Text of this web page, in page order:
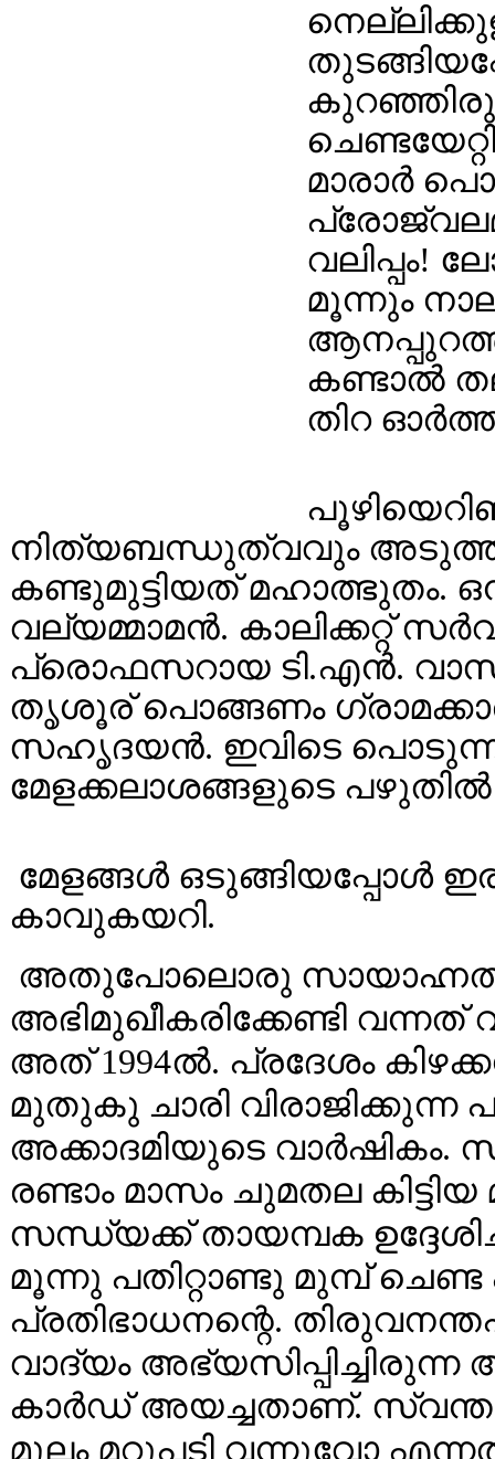
മാരാർ
വലിപ്പം!
മൂന്നും
കണ്ടാൽ
തിറ
നിത്യബന്ധുത്വവും
കണ്ടുമുട്ടിയത് മഹാത്ഭുതം.
വല്യമ്മാമൻ. കാലിക്കറ്റ്
പ്രൊഫസറായ ടി.എൻ.
തൃശൂര് പൊങ്ങണം
സഹൃദയൻ. ഇവിടെ
മേളക്കലാശങ്ങളുടെ
മേളങ്ങൾ ഒടുങ്ങിയപ്പോൾ
കാവുകയറി.
അതുപോലൊരു
അഭിമുഖീകരിക്കേണ്ടി
അത് 1994ൽ. പ്രദേശം
മുതുകു ചാരി വിരാജിക്കുന്ന
അക്കാദമിയുടെ വാർഷികം.
രണ്ടാം മാസം ചുമതല
സന്ധ്യക്ക് തായമ്പക
മൂന്നു പതിറ്റാണ്ടു മുമ്പ്
പ്രതിഭാധനന്റെ.
വാദ്യം
കാർഡ് അയച്ചതാണ്. സ്വന്തം
മൂലം മറുപടി വന്നുവോ